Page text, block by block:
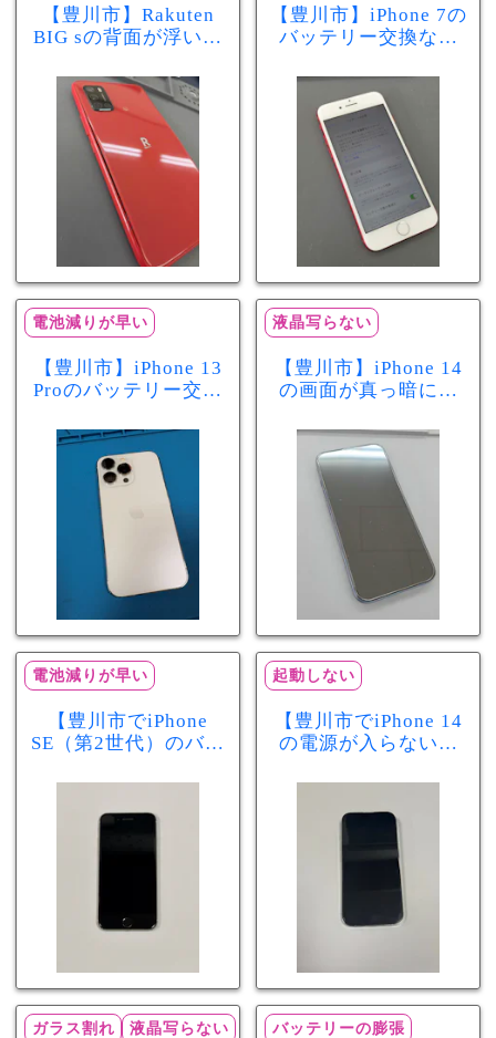
【豊川市】Rakuten
BIG sの背面が浮いて
リー膨張のサインか
もしれません！バッ
テリー交換修理事例
【豊川市】iPhone 7の
バッテリー交換なら
最大容量70％で電池
の減りが早い症状も
当日60分で改善
電池減りが早い
【豊川市】iPhone 13
Proのバッテリー交換
が早い症状も当日90
分で改善
液晶写らない
【豊川市】iPhone 14
の画面が真っ暗に…
修理！データそのま
まで復旧しました
電池減りが早い
【豊川市でiPhone
SE（第2世代）のバッ
スマ豊川店】電池の
減りが早い症状も当
起動しない
【豊川市でiPhone 14
の電源が入らない修
店】バッテリー交換
で復旧するケースも
あります！
ガラス割れ 液晶写らない バッテリーの膨張